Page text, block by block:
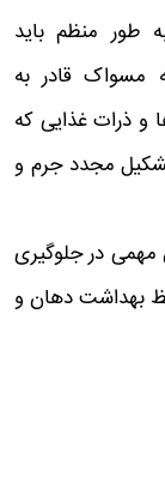
طور منظم باید
مسواک قادر به
ذرات غذایی که
مجدد جرم و
در جلوگیری
بهداشت دهان و